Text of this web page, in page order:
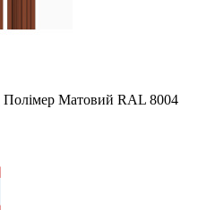
Полімер Матовий RAL 8004